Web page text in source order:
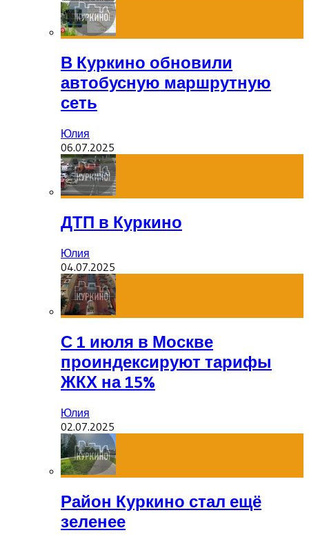
В Куркино обновили
автобусную маршрутную
сеть
Юлия
06.07.2025
ДТП в Куркино
Юлия
04.07.2025
С 1 июля в Москве
проиндексируют тарифы
ЖКХ на 15%
Юлия
02.07.2025
Район Куркино стал ещё
зеленее